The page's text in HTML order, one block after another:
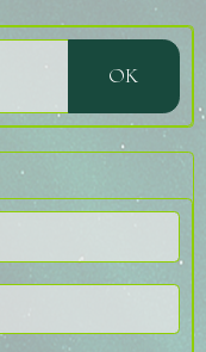
OK